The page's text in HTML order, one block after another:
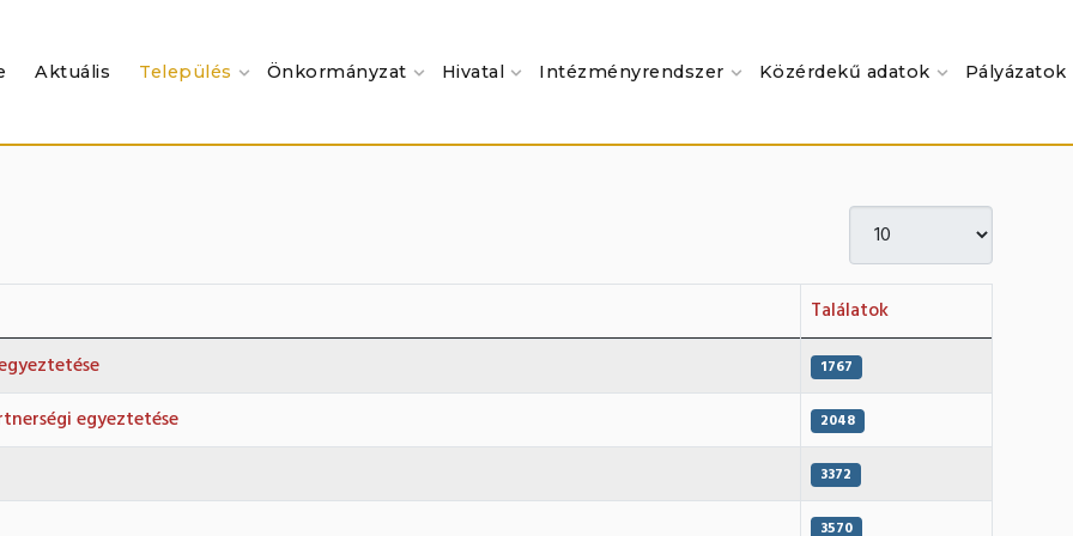
Aktuális Település Önkormányzat Hivatal Intézményrendszer Közérdekű adatok Pályázatok
Tételek #
Találatok
1767
egyeztetése 2048
3372
3570